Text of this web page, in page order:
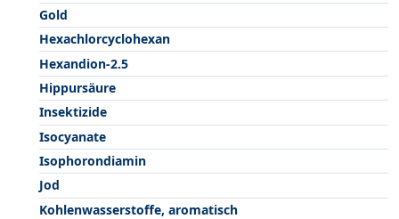
Gold
Hexachlorcyclohexan
Hexandion-2.5
Hippursäure
Insektizide
Isocyanate
Isophorondiamin
Jod
Kohlenwasserstoffe, aromatisch